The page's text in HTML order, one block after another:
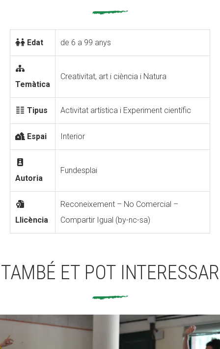
Edat de 6 a 99 anys
Temàtica
Creativitat, art i ciència i Natura
Tipus Activitat artística i Experiment científic
Espai Interior
Autoria
Fundesplai
Llicència
Reconeixement – No Comercial –
Compartir Igual (by-nc-sa)
TAMBÉ ET POT INTERESSAR